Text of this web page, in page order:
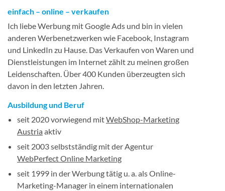
einfach – online – verkaufen
Ich liebe Werbung mit Google Ads und bin in vielen
anderen Werbenetzwerken wie Facebook, Instagram
und LinkedIn zu Hause. Das Verkaufen von Waren und
Dienstleistungen im Internet zählt zu meinen großen
Leidenschaften. Über 400 Kunden überzeugten sich
davon in den letzten Jahren.
Ausbildung und Beruf
seit 2020 vorwiegend mitWebShop-Marketing
Austria aktiv
seit 2003 selbstständig mit der Agentur
WebPerfect Online Marketing
seit 1999 in der Werbung tätig u. a. als Online-
Marketing-Manager in einem internationalen